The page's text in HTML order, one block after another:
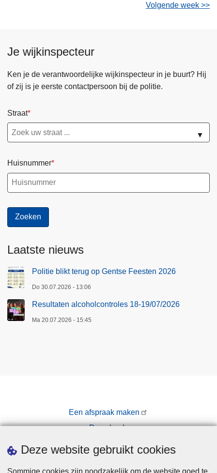
Deze website gebruikt cookies
Sommige cookies zijn noodzakelijk om de website goed te
Volgende week >>
Je wijkinspecteur
Ken je de verantwoordelijke wijkinspecteur in je buurt? Hij
of zij is je eerste contactpersoon bij de politie.
Straat
▼
Huisnummer
Laatste nieuws
Politie blikt terug op Gentse Feesten 2026
Do 30.07.2026 - 13:06
Resultaten alcoholcontroles 18-19/07/2026
Ma 20.07.2026 - 15:45
Een afspraak maken
Downloads